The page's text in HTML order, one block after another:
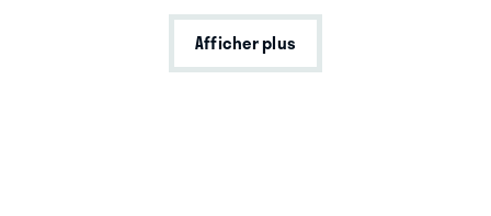
Afficher plus